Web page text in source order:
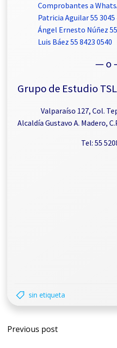
Comprobantes a
Patricia Aguilar 55 3045
Ángel Ernesto Núñez
Luis Báez 55 8423 0540
— o
Grupo de Estudio
Valparaíso 127, Col.
Alcaldía Gustavo A. Madero,
Tel: 55
sin etiqueta
Previous post